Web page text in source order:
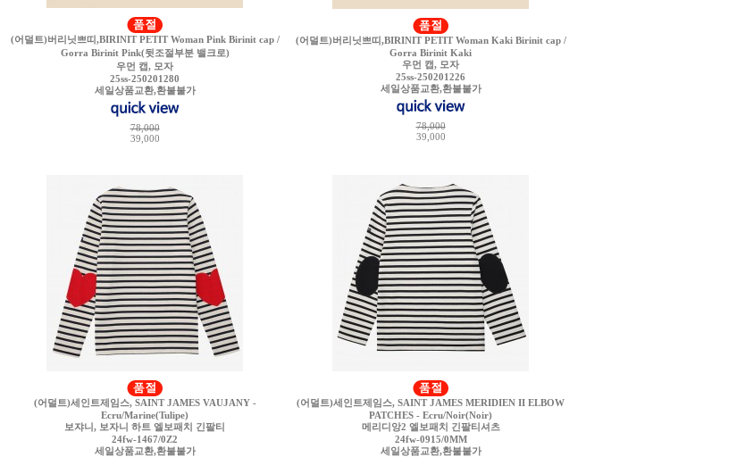
(어덜트)버리닛쁘띠,BIRINIT PETIT Woman Pink Birinit cap /
Gorra Birinit Pink(뒷조절부분 밸크로)
우먼 캡, 모자
25ss-250201280
세일상품교환,환불불가
78,000
39,000
(어덜트)버리닛쁘띠,BIRINIT PETIT Woman Kaki Birinit cap /
Gorra Birinit Kaki
우먼 캡, 모자
25ss-250201226
세일상품교환,환불불가
78,000
39,000
(어덜트)세인트제임스, SAINT JAMES VAUJANY -
Ecru/Marine(Tulipe)
보쟈니, 보자니 하트 엘보패치 긴팔티
24fw-1467/0Z2
세일상품교환,환불불가
(어덜트)세인트제임스, SAINT JAMES MERIDIEN II ELBOW
PATCHES - Ecru/Noir(Noir)
메리디앙2 엘보패치 긴팔티셔츠
24fw-0915/0MM
세일상품교환,환불불가